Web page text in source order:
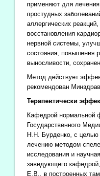
применяют для
простудных
аллергических реакций,
восстановления
нервной системы,
состояния, повышения
выносливости,
Метод действует
рекомендован
Терапевтически
Кафедрой нормальной
Государственного
Н.Н. Бурденко, с целью
лечению методом
исследования и
заведующего
Е.В., в построенных